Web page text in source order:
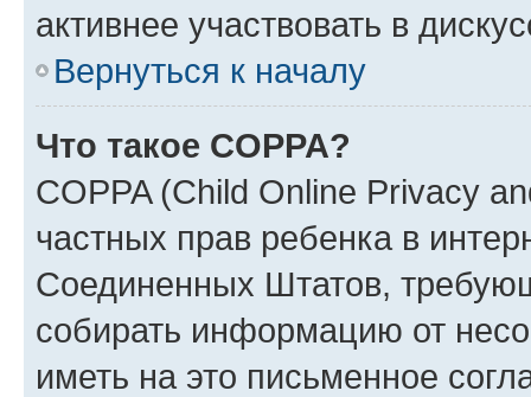
активнее участвовать в
Вернуться к началу
Что такое COPPA?
COPPA (Child Online Privacy
частных прав ребенка в
Соединенных Штатов,
собирать информацию от
иметь на это письменное